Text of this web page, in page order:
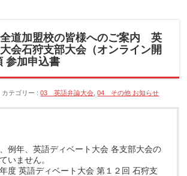
道加盟校の皆様へのご案内 英
会石狩支部大会（オンライン開
参加申込書
カテゴリー :03 英語弁論大会 ,04 その他 お知らせ
例年、英語ディベート大会 各支部大会の
いません。
度 英語ディベート大会 第１２回 石狩支